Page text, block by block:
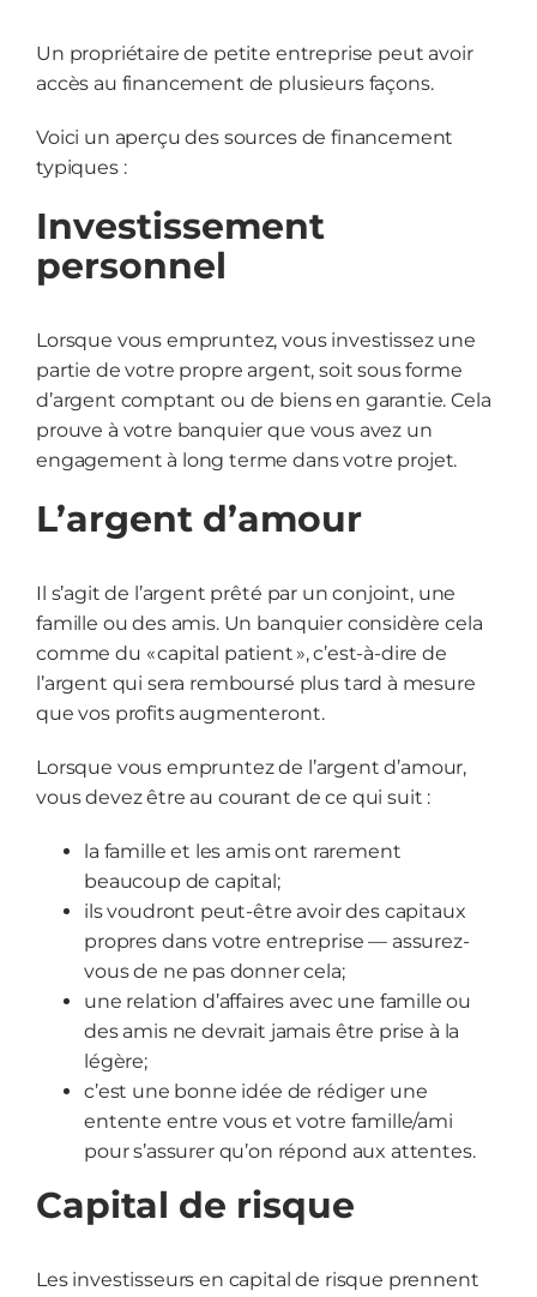
Start
NEWS
Resources
Contact
Un propriétaire de petite entreprise peut avoir
accès au financement de plusieurs façons.
Voici un aperçu des sources de financement
typiques :
Investissement
personnel
Lorsque vous empruntez, vous investissez une
partie de votre propre argent, soit sous forme
d’argent comptant ou de biens en garantie. Cela
prouve à votre banquier que vous avez un
engagement à long terme dans votre projet.
L’argent d’amour
Il s’agit de l’argent prêté par un conjoint, une
famille ou des amis. Un banquier considère cela
comme du « capital patient », c’est-à-dire de
l’argent qui sera remboursé plus tard à mesure
que vos profits augmenteront.
Lorsque vous empruntez de l’argent d’amour,
vous devez être au courant de ce qui suit :
la famille et les amis ont rarement
beaucoup de capital;
ils voudront peut-être avoir des capitaux
propres dans votre entreprise — assurez-
vous de ne pas donner cela;
une relation d’affaires avec une famille ou
des amis ne devrait jamais être prise à la
légère;
c’est une bonne idée de rédiger une
entente entre vous et votre famille/ami
pour s’assurer qu’on répond aux attentes.
Capital de risque
Les investisseurs en capital de risque prennent